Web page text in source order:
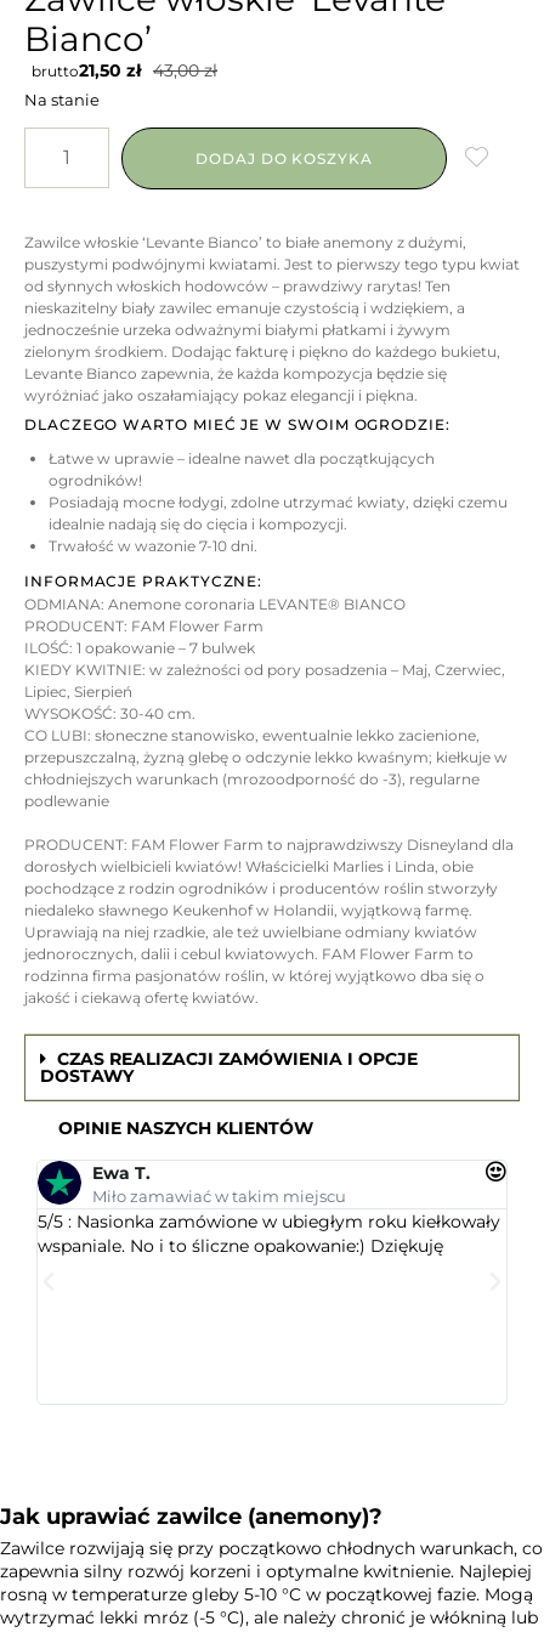
Bianco’
43,00zł
21,50 zł
brutto
Na stanie
DODAJ DO KOSZYKA
Zawilce włoskie ‘Levante Bianco’ to białe anemony z dużymi,
puszystymi podwójnymi kwiatami. Jest to pierwszy tego typu kwiat
od słynnych włoskich hodowców – prawdziwy rarytas! Ten
nieskazitelny biały zawilec emanuje czystością i wdziękiem, a
jednocześnie urzeka odważnymi białymi płatkami i żywym
zielonym środkiem. Dodając fakturę i piękno do każdego bukietu,
Levante Bianco zapewnia, że ​​każda kompozycja będzie się
wyróżniać jako oszałamiający pokaz elegancji i piękna.
DLACZEGO WARTO MIEĆ JE W SWOIM OGRODZIE:
Łatwe w uprawie – idealne nawet dla początkujących
ogrodników!
Posiadają mocne łodygi, zdolne utrzymać kwiaty, dzięki czemu
idealnie nadają się do cięcia i kompozycji.
Trwałość w wazonie 7-10 dni.
INFORMACJE PRAKTYCZNE:
ODMIANA: Anemone coronaria LEVANTE® BIANCO
PRODUCENT: FAM Flower Farm
ILOŚĆ: 1 opakowanie – 7 bulwek
KIEDY KWITNIE: w zależności od pory posadzenia – Maj, Czerwiec,
Lipiec, Sierpień
WYSOKOŚĆ: 30-40 cm.
CO LUBI: słoneczne stanowisko, ewentualnie lekko zacienione,
przepuszczalną, żyzną glebę o odczynie lekko kwaśnym; kiełkuje w
chłodniejszych warunkach (mrozoodporność do -3), regularne
podlewanie
PRODUCENT: FAM Flower Farm to najprawdziwszy Disneyland dla
dorosłych wielbicieli kwiatów! Właścicielki Marlies i Linda, obie
pochodzące z rodzin ogrodników i producentów roślin stworzyły
niedaleko sławnego Keukenhof w Holandii, wyjątkową farmę.
Uprawiają na niej rzadkie, ale też uwielbiane odmiany kwiatów
jednorocznych, dalii i cebul kwiatowych. FAM Flower Farm to
rodzinna firma pasjonatów roślin, w której wyjątkowo dba się o
jakość i ciekawą ofertę kwiatów.
CZAS REALIZACJI ZAMÓWIENIA I OPCJE
DOSTAWY
OPINIE NASZYCH KLIENTÓW
Ewa T.
Miło zamawiać w takim miejscu
5/5 : Nasionka zamówione w ubiegłym roku kiełkowały
wspaniale. No i to śliczne opakowanie:) Dziękuję
Jak uprawiać zawilce (anemony)?
Zawilce rozwijają się przy początkowo chłodnych warunkach, co
zapewnia silny rozwój korzeni i optymalne kwitnienie. Najlepiej
rosną w temperaturze gleby 5-10 °C w początkowej fazie. Mogą
wytrzymać lekki mróz (-5 °C), ale należy chronić je włókniną lub